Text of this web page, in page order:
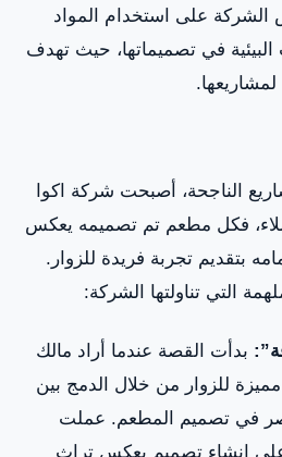
على استخدام المواد
البيئية في تصميماتها، حيث تهدف
لمشاريعها.
الناجحة، أصبحت شركة اكوا
فكل مطعم تم تصميمه يعكس
بتقديم تجربة فريدة للزوار.
التي تناولتها الشركة:
بدأت القصة عندما أراد مالك
للزوار من خلال الدمج بين
في تصميم المطعم. عملت
على إنشاء تصميم يعكس تراث